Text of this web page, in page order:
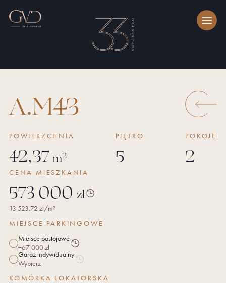
A.M43
POWIERZCHNIA
42,37 m2
PIĘTRO
5
POKOJE
2
CENA MIESZKANIA
573 000 zł Historia
ceny
13 523.72 zł/m²
MIEJSCE PARKINGOWE
Miejsce postojowe
+67 000 zł
Miejsce
parkingowe
Miejsce
Historia
ceny
Garaż indywidualny
Wybierz
Miejsce
parkingowe
Historia
ceny
KOMÓRKA LOKATORSKA